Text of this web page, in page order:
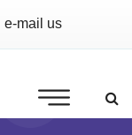
e-mail us